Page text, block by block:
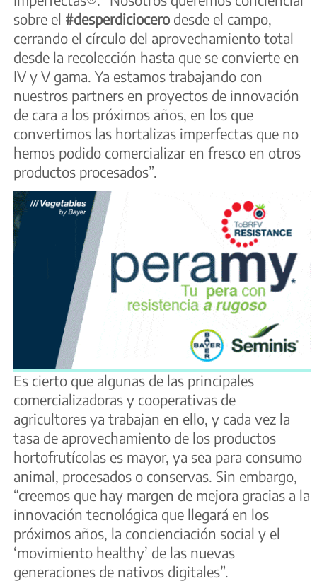
sobre el #desperdiciocero desde el campo,
cerrando el círculo del aprovechamiento total
desde la recolección hasta que se convierte en
IV y V gama. Ya estamos trabajando con
nuestros partners en proyectos de innovación
de cara a los próximos años, en los que
convertimos las hortalizas imperfectas que no
hemos podido comercializar en fresco en otros
productos procesados”.
Es cierto que algunas de las principales
comercializadoras y cooperativas de
agricultores ya trabajan en ello, y cada vez la
tasa de aprovechamiento de los productos
hortofrutícolas es mayor, ya sea para consumo
animal, procesados o conservas. Sin embargo,
“creemos que hay margen de mejora gracias a la
innovación tecnológica que llegará en los
próximos años, la concienciación social y el
‘movimiento healthy’ de las nuevas
generaciones de nativos digitales”.